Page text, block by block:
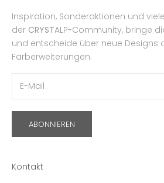
Inspiration, Sonderaktionen und
der CRYSTALP-Community, bringe
und entscheide über neue Designs
Farberweiterungen.
ABONNIEREN
Kontakt